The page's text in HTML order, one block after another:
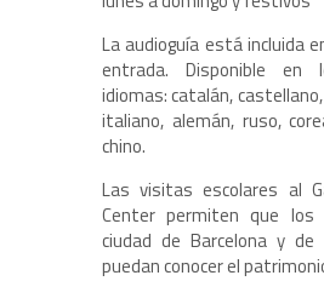
La audioguía está incluida
entrada. Disponible en
idiomas: catalán,
italiano, alemán, ruso,
chino.
Las visitas escolares al
Center permiten que los
ciudad de Barcelona y
puedan conocer el